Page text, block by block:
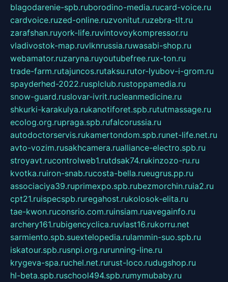
blagodarenie-spb.ruborodino-media.rucard-voice.ru
cardvoice.ruzed-online.ruzvonitut.ruzebra-tlt.ru
zarafshan.ruyork-life.ruvintovoykompressor.ru
vladivostok-map.ruvlknrussia.ruwasabi-shop.ru
webamator.ruzaryna.ruyoutubefree.rux-ton.ru
trade-farm.rutajuncos.rutaksu.rutor-lyubov-i-grom.ru
spayderhed-2022.rusplclub.rustoppamedia.ru
snow-guard.ruslovar-ivrit.rucleanmedicine.ru
shkurki-karakulya.rukanotiforet.spb.rututmassage.ru
ecolog.org.rupraga.spb.rufalcorussia.ru
autodoctorservis.rukamertondom.spb.runet-life.net.ru
avto-vozim.rusakhcamera.rualliance-electro.spb.ru
stroyavt.rucontrolweb1.rutdsak74.rukinzozo-ru.ru
kvotka.ruiron-snab.rucosta-bella.rueugrus.pp.ru
associaciya39.ruprimexpo.spb.rubezmorchin.ruia2.ru
cpt21.ruispecspb.ruregahost.rukolosok-elita.ru
tae-kwon.ruconsrio.com.ruinsiam.ruavegainfo.ru
archery161.rubigencyclica.ruvlast16.rukorru.net
sarmiento.spb.suextelopedia.rulammin-suo.spb.ru
iskatour.spb.rusnpi.org.rurunning-line.ru
krygeva-spa.ruchel.net.rurust-loco.rudugshop.ru
hl-beta.spb.ruschool494.spb.rumymubaby.ru